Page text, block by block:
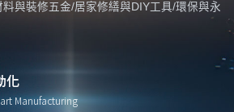
料與裝修五金/居家修繕與DIY工具/環保與永
化
Manufacturing